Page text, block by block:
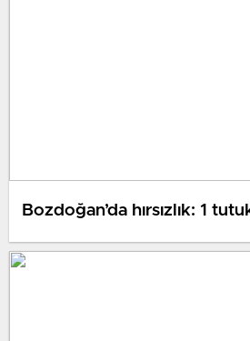
Bozdoğan’da hırsızlık: 1